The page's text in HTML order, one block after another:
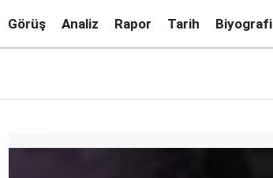
Görüş Analiz Rapor Tarih Biyografi